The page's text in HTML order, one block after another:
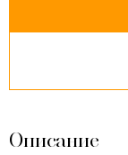
Описание